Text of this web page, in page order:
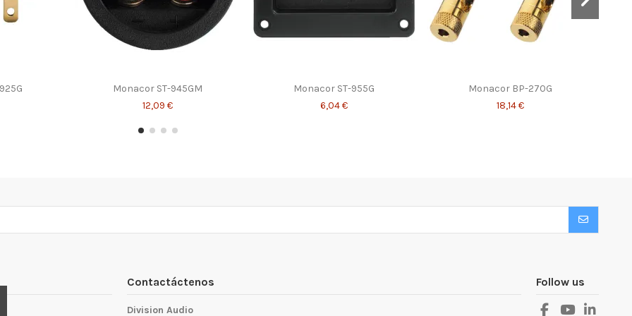
Monacor ST-945GM
12,09 €
Monacor ST-955G
6,04 €
Monacor BP-270G
18,14 €
Contactáctenos
Division Audio
Follow us